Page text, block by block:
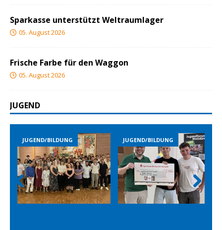
Sparkasse unterstützt Weltraumlager
05. August 2026
Frische Farbe für den Waggon
05. August 2026
JUGEND
JUGEND/BILDUNG JUGEND/BILDUNG
Prev
ious
Nex
t